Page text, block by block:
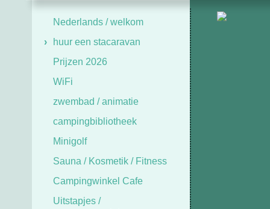
Nederlands / welkom
huur een stacaravan
Prijzen 2026
WiFi
zwembad / animatie
campingbibliotheek
Minigolf
Sauna / Kosmetik / Fitness
Campingwinkel Cafe
Uitstapjes /